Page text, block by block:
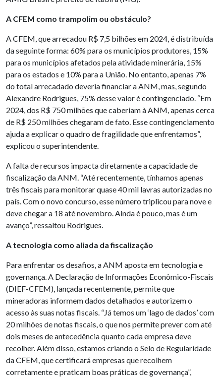
A CFEM como trampolim ou obstáculo?
A CFEM, que arrecadou R$ 7,5 bilhões em 2024, é distribuída
da seguinte forma: 60% para os municípios produtores, 15%
para os municípios afetados pela atividade minerária, 15%
para os estados e 10% para a União. No entanto, apenas 7%
do total arrecadado deveria financiar a ANM, mas, segundo
Alexandre Rodrigues, 75% desse valor é contingenciado. “Em
2024, dos R$ 750 milhões que caberiam à ANM, apenas cerca
de R$ 250 milhões chegaram de fato. Esse contingenciamento
ajuda a explicar o quadro de fragilidade que enfrentamos”,
explicou o superintendente.
A falta de recursos impacta diretamente a capacidade de
fiscalização da ANM. “Até recentemente, tínhamos apenas
três fiscais para monitorar quase 40 mil lavras autorizadas no
país. Com o novo concurso, esse número triplicou para nove e
deve chegar a 18 até novembro. Ainda é pouco, mas é um
avanço”, ressaltou Rodrigues.
A tecnologia como aliada da fiscalização
Para enfrentar os desafios, a ANM aposta em tecnologia e
governança. A Declaração de Informações Econômico-Fiscais
(DIEF-CFEM), lançada recentemente, permite que
mineradoras informem dados detalhados e autorizem o
acesso às suas notas fiscais. “Já temos um ‘lago de dados’ com
20 milhões de notas fiscais, o que nos permite prever com até
dois meses de antecedência quanto cada empresa deve
recolher. Além disso, estamos criando o Selo de Regularidade
da CFEM, que certificará empresas que recolhem
corretamente e praticam boas práticas de governança”,